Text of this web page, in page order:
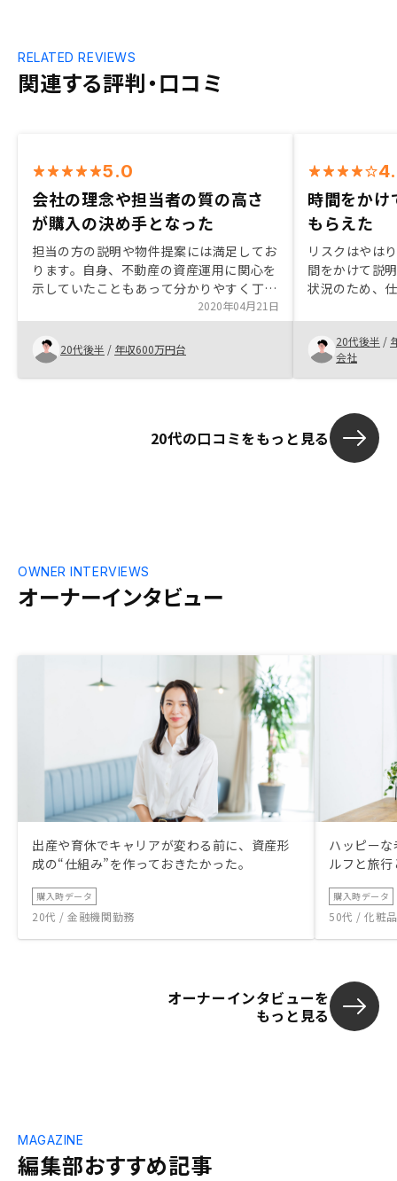
関連する評判・口コミ
RELATED REVIEWS
5.0
会社の理念や担当者の質の高さ
が購入の決め手となった
担当の方の説明や物件提案には満足してお
ります。自身、不動産の資産運用に関心を
示していたこともあって分かりやすく丁寧
に説明してもらいました。 不動産投資の
悪いイメージを払拭できるくらいの説明だ
ったと思います。 今回購入を決めた最大
のポイントは会社の理念や担当者の質の高
さが一番だったと思います。実際GAに転
での流れや必要書類の流れなど。 物件購
2020年04月21日
20代後半 / 年収600万円台
時間をかけ
もらえた
リスクはやは
間をかけて説
状況のため、
ることを想定
した。20代後半 /
会社
20代の口コミをもっと見る
オーナーインタビュー
OWNER INTERVIEWS
出産や育休でキャリアが変わる前に、資産形
成の“仕組み”を作っておきたかった。
購入時データ
20代 / 金融機関勤務
ハッピー
ルフと旅
購入時データ
50代 / 化粧
オーナーインタビューを
もっと見る
編集部おすすめ記事
MAGAZINE